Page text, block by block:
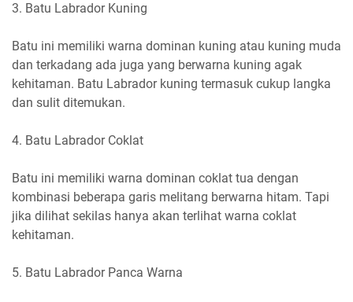
3. Batu Labrador Kuning
Batu ini memiliki warna dominan kuning atau kuning muda
dan terkadang ada juga yang berwarna kuning agak
kehitaman. Batu Labrador kuning termasuk cukup langka
dan sulit ditemukan.
4. Batu Labrador Coklat
Batu ini memiliki warna dominan coklat tua dengan
kombinasi beberapa garis melitang berwarna hitam. Tapi
jika dilihat sekilas hanya akan terlihat warna coklat
kehitaman.
5. Batu Labrador Panca Warna